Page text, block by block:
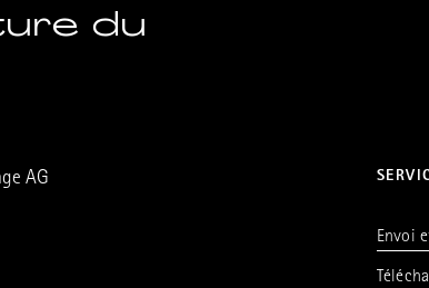
du
AG
Envoi